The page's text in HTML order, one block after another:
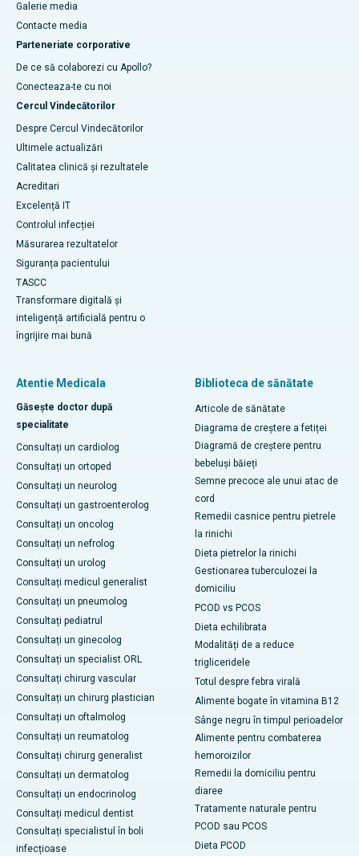
Galerie media
Contacte media
Parteneriate corporative
De ce să colaborezi cu Apollo?
Conecteaza-te cu noi
Cercul Vindecătorilor
Despre Cercul Vindecătorilor
Ultimele actualizări
Calitatea clinică și rezultatele
Acreditari
Excelență IT
Controlul infecției
Măsurarea rezultatelor
Siguranța pacientului
TASCC
Transformare digitală și
inteligență artificială pentru o
îngrijire mai bună
Atentie Medicala
Găsește doctor după
specialitate
Consultați un cardiolog
Consultați un ortoped
Consultați un neurolog
Consultați un gastroenterolog
Consultați un oncolog
Consultați un nefrolog
Consultați un urolog
Consultați medicul generalist
Consultați un pneumolog
Consultați pediatrul
Consultați un ginecolog
Consultați un specialist ORL
Consultați chirurg vascular
Consultați un chirurg plastician
Consultați un oftalmolog
Consultați un reumatolog
Consultați chirurg generalist
Consultați un dermatolog
Consultați un endocrinolog
Consultați medicul dentist
Consultați specialistul în boli
infecțioase
Biblioteca de sănătate
Articole de sănătate
Diagrama de creștere a fetiței
Diagramă de creștere pentru
bebeluși băieți
Semne precoce ale unui atac de
cord
Remedii casnice pentru pietrele
la rinichi
Dieta pietrelor la rinichi
Gestionarea tuberculozei la
domiciliu
PCOD vs PCOS
Dieta echilibrata
Modalități de a reduce
trigliceridele
Totul despre febra virală
Alimente bogate în vitamina B12
Sânge negru în timpul perioadelor
Alimente pentru combaterea
hemoroizilor
Remedii la domiciliu pentru
diaree
Tratamente naturale pentru
PCOD sau PCOS
Dieta PCOD